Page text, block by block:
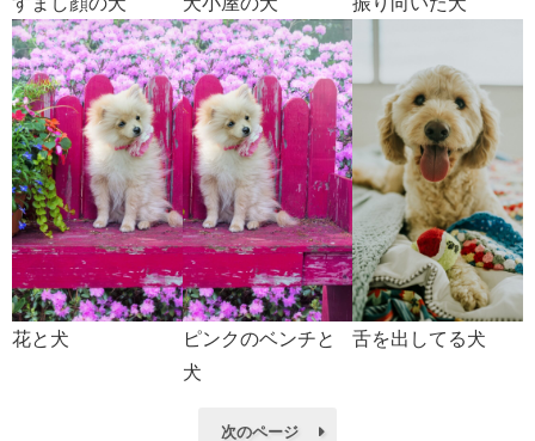
花と犬
ピンクのベンチと
犬
舌を出してる犬
次のページ